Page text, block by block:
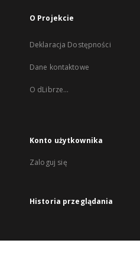
O Projekcie
Deklaracja Dostępności
Dane kontaktowe
O dLibrze...
Konto użytkownika
Zaloguj się
Historia przeglądania